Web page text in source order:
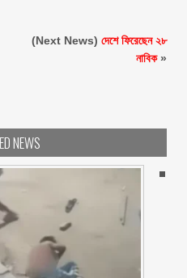
(Next News) দেশে ফিরেছেন ২৮
নাবিক»
NEWS